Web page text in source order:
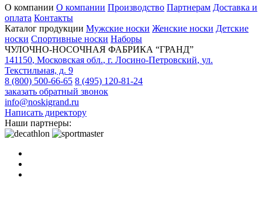
О компании О компании Производство Партнерам Доставка и
оплата Контакты
Каталог продукции Мужские носки Женские носки Детские
носки Спортивные носки Наборы
ЧУЛОЧНО-НОСОЧНАЯ ФАБРИКА “ГРАНД”
141150, Московская обл., г. Лосино-Петровский, ул.
Текстильная, д. 9
8 (800) 500-66-65 8 (495) 120-81-24
заказать обратный звонок
info@noskigrand.ru
Написать директору
Наши партнеры: